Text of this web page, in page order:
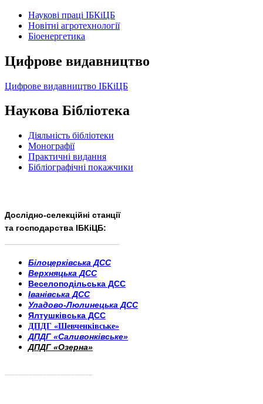
Наукові праці ІБКіЦБ
Новітні агротехнології
Бiоенергетика
Цифрове видавництво
Цифрове видавництво ІБКіЦБ
Наукова Бібліотека
Діяльність бібліотеки
Монографії
Практичні видання
Бібліографічні покажчики
Дослідно-селекційні станції
та господарства ІБКіЦБ:
Білоцерківська ДСС
Верхняцька ДСС
Веселоподільська ДСС
Іванівська ДСС
Уладово-Люлинецька ДСС
Ялтушківська ДСС
ДПДГ «Шевченківське»
ДПДГ «Саливонківське»
ДПДГ «Озерна»